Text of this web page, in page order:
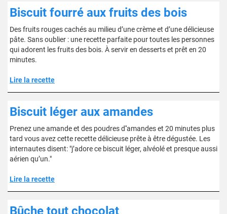
Biscuit fourré aux fruits des bois
Des fruits rouges cachés au milieu d’une crème et d’une délicieuse
pâte. Sans oublier : une recette parfaite pour toutes les personnes
qui adorent les fruits des bois. À servir en desserts et prêt en 20
minutes.
Lire la recette
Biscuit léger aux amandes
Prenez une amande et des poudres d''amandes et 20 minutes plus
tard vous avez cette recette délicieuse prête à être dégustée. Les
internautes disent: "j’adore ce biscuit léger, alvéolé et presque aussi
aérien qu’un."
Lire la recette
Bûche tout chocolat